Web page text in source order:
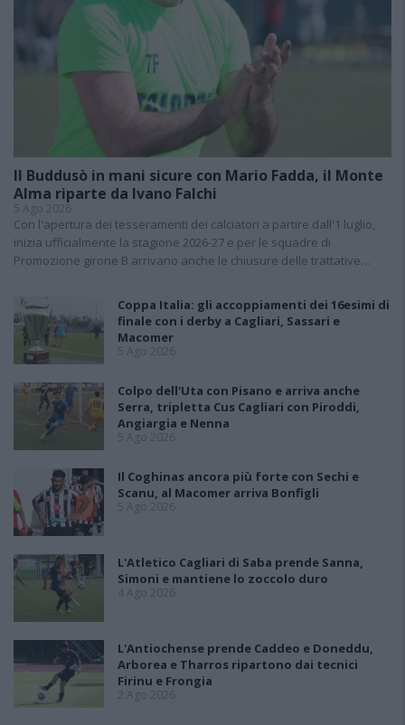
Il Buddusò in mani sicure con Mario Fadda, il Monte
Alma riparte da Ivano Falchi
5 Ago 2026
Con l'apertura dei tesseramenti dei calciatori a partire dall'1 luglio,
inizia ufficialmente la stagione 2026-27 e per le squadre di
Promozione girone B arrivano anche le chiusure delle trattative…
Coppa Italia: gli accoppiamenti dei 16esimi di
finale con i derby a Cagliari, Sassari e
Macomer
5 Ago 2026
Colpo dell'Uta con Pisano e arriva anche
Serra, tripletta Cus Cagliari con Piroddi,
Angiargia e Nenna
5 Ago 2026
Il Coghinas ancora più forte con Sechi e
Scanu, al Macomer arriva Bonfigli
5 Ago 2026
L'Atletico Cagliari di Saba prende Sanna,
Simoni e mantiene lo zoccolo duro
4 Ago 2026
L'Antiochense prende Caddeo e Doneddu,
Arborea e Tharros ripartono dai tecnici
Firinu e Frongia
2 Ago 2026